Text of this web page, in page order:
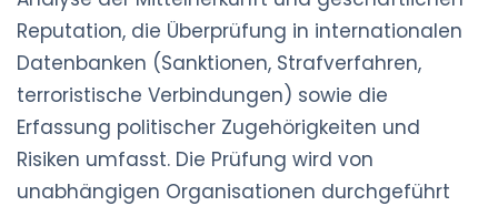
Reputation, die Überprüfung in internationalen
Datenbanken (Sanktionen, Strafverfahren,
terroristische Verbindungen) sowie die
Erfassung politischer Zugehörigkeiten und
Risiken umfasst. Die Prüfung wird von
unabhängigen Organisationen durchgeführt